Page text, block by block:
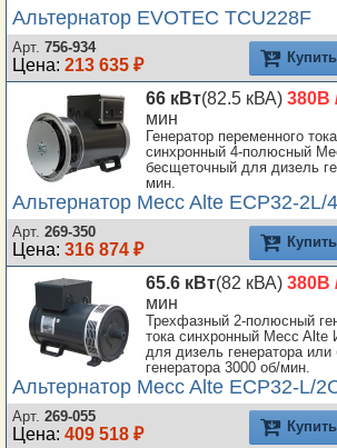
Альтернатор EVOTEC TCU228F
Арт. 756-934
Цена: 213 635 ₽ Купить
66 кВт(82.5 кВА) 380В
мин
Генератор переменного
синхронный 4-полюсный
бесщеточный для дизель
мин.
Альтернатор Mecc Alte ECP32-2L/
Арт. 269-350
Цена: 316 874 ₽ Купить
65.6 кВт(82 кВА) 380В
мин
Трехфазный 2-полюсный
тока синхронный Mecc
для дизель генератора или
генератора 3000 об/мин.
Альтернатор Mecc Alte ECP32-L/
Арт. 269-055
Цена: 409 518 ₽ Купить